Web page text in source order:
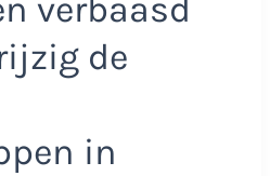
verbaasd
de
in